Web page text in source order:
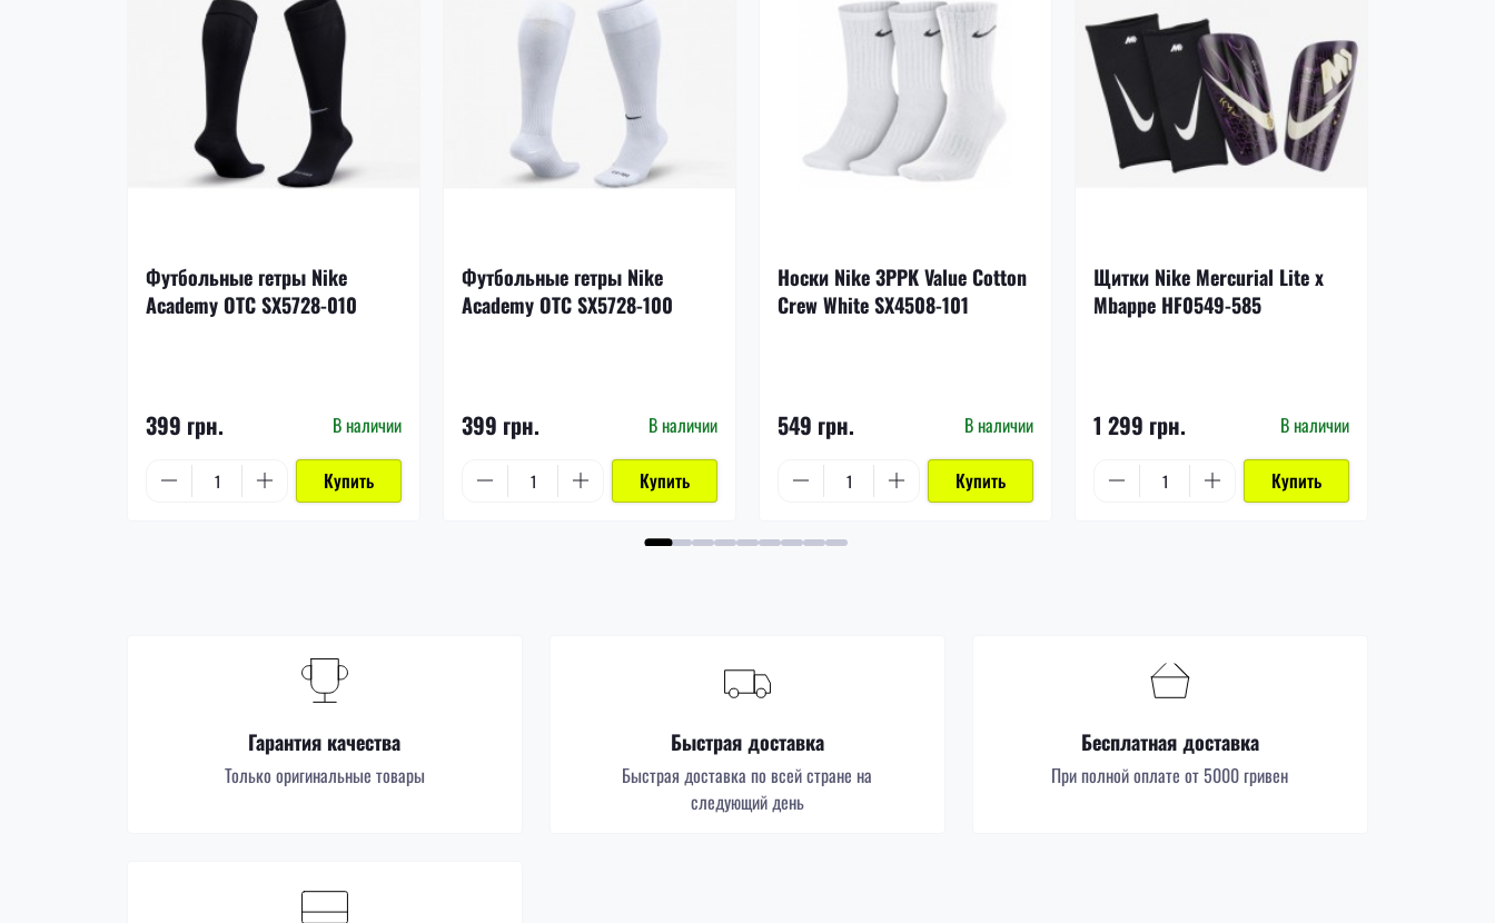
Футбольные гетры Nike
Academy OTC SX5728-010
399 грн. В наличии
Купить
Футбольные гетры Nike
Academy OTC SX5728-100
399 грн. В наличии
Купить
Носки Nike 3PPK Value Cotton
Crew White SX4508-101
549 грн. В наличии
Купить
Щитки Nike Mercurial Lite x
Mbappe HF0549-585
1 299 грн. В наличии
Купить
Гарантия качества
Только оригинальные товары
Быстрая доставка
Быстрая доставка по всей стране на
следующий день
Бесплатная доставка
При полной оплате от 5000 гривен